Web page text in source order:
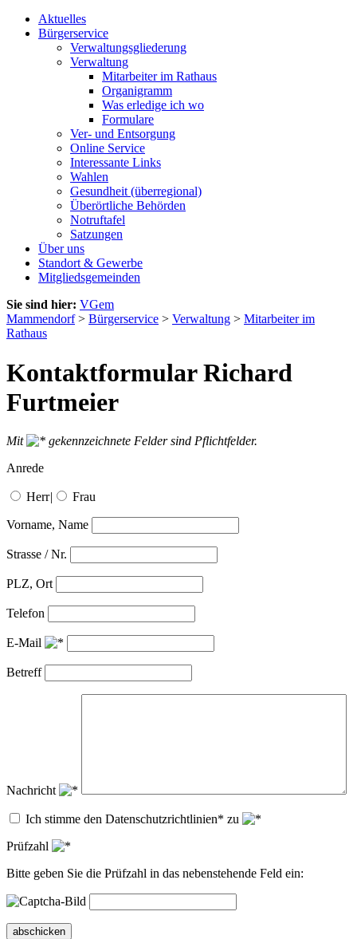
Aktuelles
Bürgerservice
Verwaltungsgliederung
Verwaltung
Mitarbeiter im Rathaus
Organigramm
Was erledige ich wo
Formulare
Ver- und Entsorgung
Online Service
Interessante Links
Wahlen
Gesundheit (überregional)
Überörtliche Behörden
Notruftafel
Satzungen
Über uns
Standort & Gewerbe
Mitgliedsgemeinden
Sie sind hier: VGem
Mammendorf> Bürgerservice > Verwaltung > Mitarbeiter im
Rathaus
Kontaktformular Richard
Furtmeier
Mit
gekennzeichnete Felder sind Pflichtfelder.
Anrede
Herr| Frau
Vorname, Name
Strasse / Nr.
PLZ, Ort
Telefon
E-Mail
Betreff
Nachricht
Ich stimme den Datenschutzrichtlinien* zu
Prüfzahl
Bitte geben Sie die Prüfzahl in das nebenstehende Feld ein:
abschicken